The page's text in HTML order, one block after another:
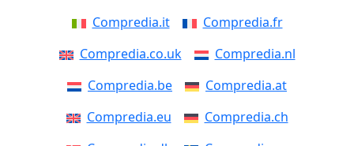
Compredia.it
Compredia.fr
Compredia.co.uk
Compredia.nl
Compredia.be
Compredia.at
Compredia.eu
Compredia.ch